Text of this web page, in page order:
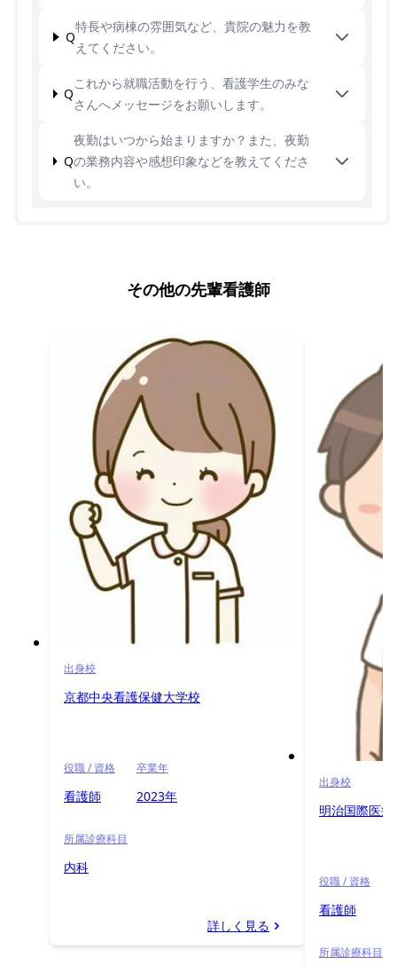
Q
特長や病棟の雰囲気など、貴院の魅力を教
えてください。
Q
これから就職活動を行う、看護学生のみな
さんへメッセージをお願いします。
Q
夜勤はいつから始まりますか？また、夜勤
の業務内容や感想印象などを教えてくださ
い。
その他の先輩看護師
出身校
京都中央看護保健大学校
役職 / 資格
看護師
卒業年
2023年
所属診療科目
内科
詳しく見る
出身校
明治国際医療
役職 / 資格
看護師
所属診療科目